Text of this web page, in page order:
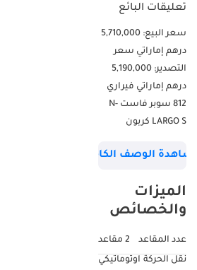
تعليقات البائع
سعر البيع: 5,710,000
درهم إماراتي سعر
التصدير: 5,190,000
درهم إماراتي فيراري
812 سوبر فاست N-
LARGO S كربون
نوفيتيك 1 من 1
267 كم مواصفات
أوروبية حجم المحرك:
اللون الخارجي: كربون
الوصف الكامل
الميزات
والخصائص
عدد المقاعد
2 مقاعد
نقل الحركة اوتوماتيكي